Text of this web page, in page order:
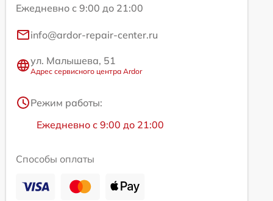
Ежедневно с 9:00 до 21:00
info@ardor-repair-center.ru
ул. Малышева, 51
Адрес сервисного центра Ardor
Режим работы:
Ежедневно с 9:00 до 21:00
Способы оплаты